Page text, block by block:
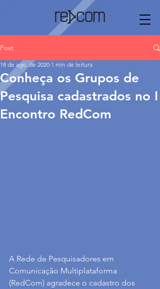
Post
Conheça os Grupos de
Pesquisa cadastrados no I
Encontro RedCom
18 de ago. de 2020 1 min de leitura
A Rede de Pesquisadores em
Comunicação Multiplataforma
(RedCom) agradece o cadastro dos